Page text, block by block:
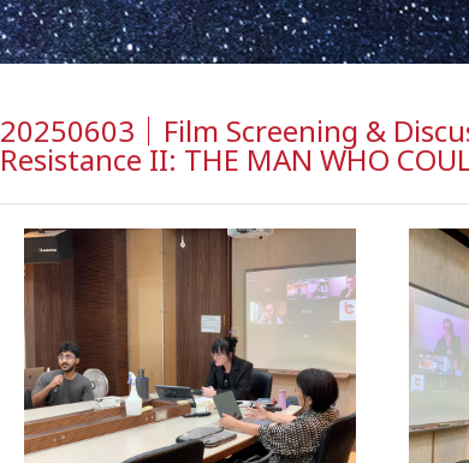
20250603｜Film Screening &
Resistance II: THE MAN WHO